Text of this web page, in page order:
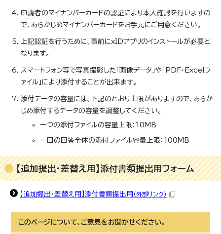
申請者のマイナンバーカードの認証により本人確認を行いますの
で、あらかじめマイナンバーカードをお手元にご用意ください。
上記認証を行うために、事前にxIDアプリのインストールが必要と
なります。
スマートフォン等で写真撮影した「画像データ」や「PDF・Excelフ
ァイル」により添付することが出来ます。
添付データの容量には、下記のとおり上限がありますので、あらか
じめ添付するデータの容量を調整してください。
一つの添付ファイルの容量上限：10MB
一回の回答全体の添付ファイル容量上限：100MB
【追加提出・差替え用】添付書類提出用フォーム
【追加提出・差替え用】添付書類提出用 （外部リンク）
このページについて、ご意見をお聞かせください。